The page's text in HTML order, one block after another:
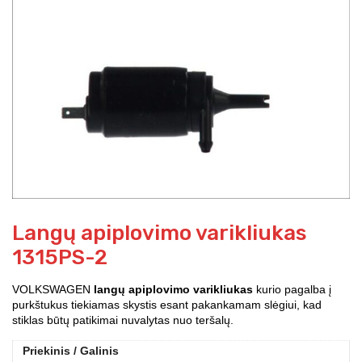
Langų apiplovimo varikliukas
1315PS-2
VOLKSWAGEN langų apiplovimo varikliukas kurio pagalba į
purkštukus tiekiamas skystis esant pakankamam slėgiui, kad
stiklas būtų patikimai nuvalytas nuo teršalų.
Priekinis / Galinis